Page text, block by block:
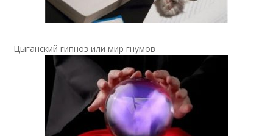
Цыганский гипноз или мир гнумов